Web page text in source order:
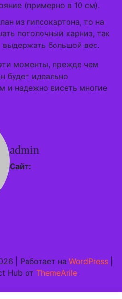
(примерно в 10 см).
из гипсокартона, то на
потолочный карниз, так
большой вес.
моменты, прежде чем
будет идеально
и надежно висеть многие
admin
Сайт:
| Работает на WordPress
Hub от ThemeArile